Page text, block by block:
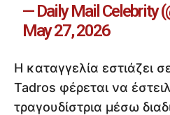
— Daily Mail Celebrity
May 27, 2026
Η καταγγελία εστιάζει
Tadros φέρεται να
τραγουδίστρια μέσω